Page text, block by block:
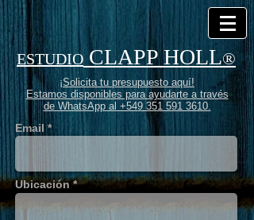
ESTUDIO CLAPP HOLL®
¡Solicita tu presupuesto aquí!
Estamos disponibles para ayudarte a través
de WhatsApp al +549 351 591 3610.
Email *
Ubicación *